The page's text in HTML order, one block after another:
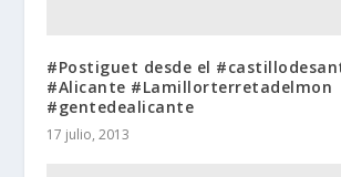
#Postiguet desde el
#Alicante #Lamillorterretadelmon
#gentedealicante
17 julio, 2013